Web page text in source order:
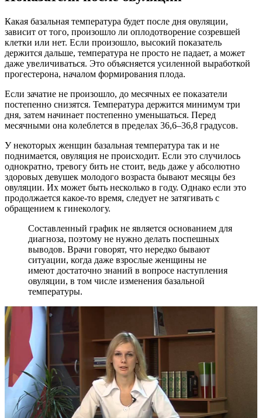
Какая базальная температура будет после дня овуляции,
зависит от того, произошло ли оплодотворение созревшей
клетки или нет. Если произошло, высокий показатель
держится дальше, температура не просто не падает, а может
даже увеличиваться. Это объясняется усиленной выработкой
прогестерона, началом формирования плода.
Если зачатие не произошло, до месячных ее показатели
постепенно снизятся. Температура держится минимум три
дня, затем начинает постепенно уменьшаться. Перед
месячными она колеблется в пределах 36,6–36,8 градусов.
У некоторых женщин базальная температура так и не
поднимается, овуляция не происходит. Если это случилось
однократно, тревогу бить не стоит, ведь даже у абсолютно
здоровых девушек молодого возраста бывают месяцы без
овуляции. Их может быть несколько в году. Однако если это
продолжается какое-то время, следует не затягивать с
обращением к гинекологу.
Составленный график не является основанием для
диагноза, поэтому не нужно делать поспешных
выводов. Врачи говорят, что нередко бывают
ситуации, когда даже взрослые женщины не
имеют достаточно знаний в вопросе наступления
овуляции, в том числе изменения базальной
температуры.